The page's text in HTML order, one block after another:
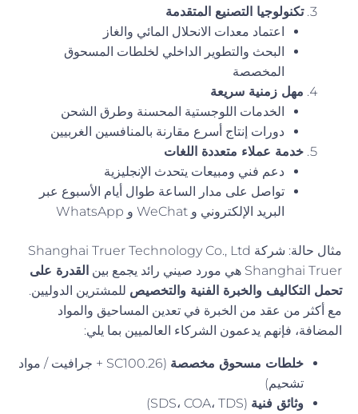
تكنولوجيا التصنيع المتقدمة
اعتماد معدات الانحلال المائي والغاز
البحث والتطوير الداخلي لخلطات المسحوق
المخصصة
مهل زمنية سريعة
الخدمات اللوجستية المحسنة وطرق الشحن
دورات إنتاج أسرع مقارنة بالمنافسين الغربيين
خدمة عملاء متعددة اللغات
دعم فني ومبيعات يتحدث الإنجليزية
تواصل على مدار الساعة طوال أيام الأسبوع عبر
البريد الإلكتروني و WeChat و WhatsApp
مثال حالة: شركة Shanghai Truer Technology Co., Ltd
Shanghai Truer هي مورد صيني رائد يجمع بين
القدرة على
تحمل التكاليف والخبرة الفنية والتخصيصللمشترين الدوليين.
مع أكثر من عقد من الخبرة في تعدين المساحيق والمواد
المضافة، فإنهم يدعمون الشركاء العالميين بما يلي:
خلطات مسحوق مخصصة
(SC100.26 + جرافيت / مواد
تشحيم)
وثائق فنية(SDS، COA، TDS)